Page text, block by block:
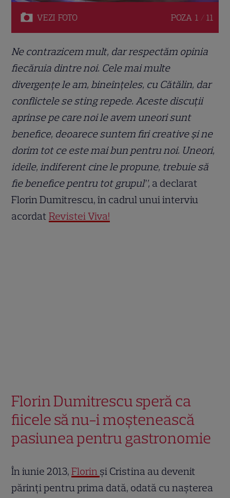
VEZI FOTO POZA 1 / 11
Ne contrazicem mult, dar respectăm opinia
fiecăruia dintre noi. Cele mai multe
divergențe le am, bineînțeles, cu Cătălin, dar
conflictele se sting repede. Aceste discuții
aprinse pe care noi le avem uneori sunt
benefice, deoarece suntem firi creative și ne
dorim tot ce este mai bun pentru noi. Uneori,
ideile, indiferent cine le propune, trebuie să
fie benefice pentru tot grupul”, a declarat
Florin Dumitrescu, în cadrul unui interviu
acordatRevistei Viva!
Florin Dumitrescu speră ca
fiicele să nu-i moștenească
pasiunea pentru gastronomie
În iunie 2013,Florin și Cristina au devenit
părinți pentru prima dată, odată cu nașterea